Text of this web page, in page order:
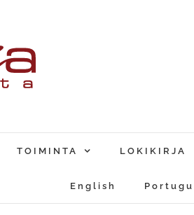
TOIMINTA LOKIKIRJA
English